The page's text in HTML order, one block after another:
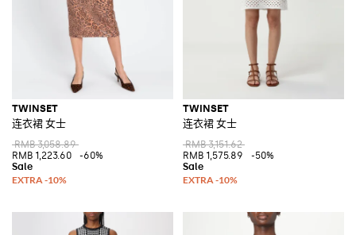
TWINSET
连衣裙 女士
RMB 3,058.89
RMB 1,223.60
-60%
TWINSET
连衣裙 女士
RMB 3,151.62
RMB 1,575.89
-50%